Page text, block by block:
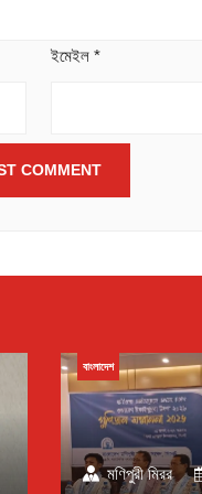
ইমেইল *
মণিপুরী মিরর
বাংলাদেশ